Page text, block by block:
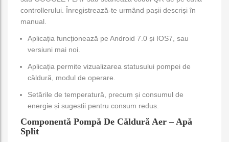
controllerului. Înregistrează-te urmând pașii descriși în
manual.
Aplicația funcționează pe Android 7.0 și IOS7, sau
versiuni mai noi.
Aplicația permite vizualizarea statusului pompei de
căldură, modul de operare.
Setările de temperatură, precum și consumul de
energie și sugestii pentru consum redus.
Componentă Pompă De Căldură Aer – Apă
Split